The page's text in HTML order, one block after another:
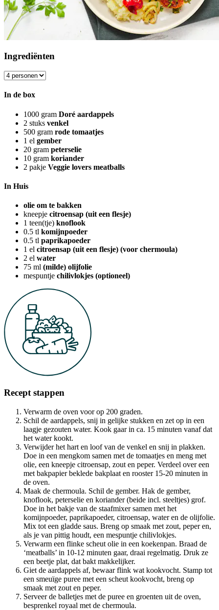
Ingrediënten
In de box
1000 gram Doré aardappels
2 stuks venkel
500 gram rode tomaatjes
1 el gember
20 gram peterselie
10 gram koriander
2 pakje Veggie lovers meatballs
In Huis
olie om te bakken
kneepje citroensap (uit een flesje)
1 teen(tje) knoflook
0.5 tl komijnpoeder
0.5 tl paprikapoeder
1 el citroensap (uit een flesje) (voor chermoula)
2 el water
75 ml (milde) olijfolie
mespuntje chilivlokjes (optioneel)
Recept stappen
Verwarm de oven voor op 200 graden.
Schil de aardappels, snij in gelijke stukken en zet op in een
laagje gezouten water. Kook gaar in ca. 15 minuten vanaf dat
het water kookt.
Verwijder het hart en loof van de venkel en snij in plakken.
Doe in een mengkom samen met de tomaatjes en meng met
olie, een kneepje citroensap, zout en peper. Verdeel over een
met bakpapier beklede bakplaat en rooster 15-20 minuten in
de oven.
Maak de chermoula. Schil de gember. Hak de gember,
knoflook, peterselie en koriander (beide incl. steeltjes) grof.
Doe in het bakje van de staafmixer samen met het
komijnpoeder, paprikapoeder, citroensap, water en de olijfolie.
Mix tot een gladde saus. Breng op smaak met zout, peper en,
als je van pittig houdt, een mespuntje chilivlokjes.
Verwarm een flinke scheut olie in een koekenpan. Braad de
‘meatballs’ in 10-12 minuten gaar, draai regelmatig. Druk ze
een beetje plat, dat bakt makkelijker.
Giet de aardappels af, bewaar flink wat kookvocht. Stamp tot
een smeuïge puree met een scheut kookvocht, breng op
smaak met zout en peper.
Serveer de balletjes met de puree en groenten uit de oven,
besprenkel royaal met de chermoula.